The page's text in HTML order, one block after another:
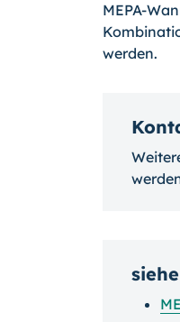
MEPA-
werden.